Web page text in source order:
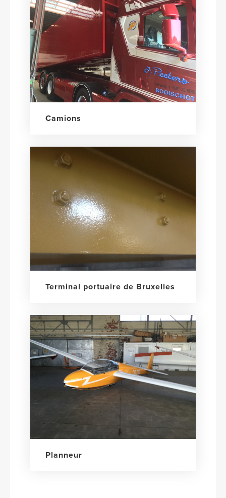
Camions
Terminal portuaire de Bruxelles
Planneur